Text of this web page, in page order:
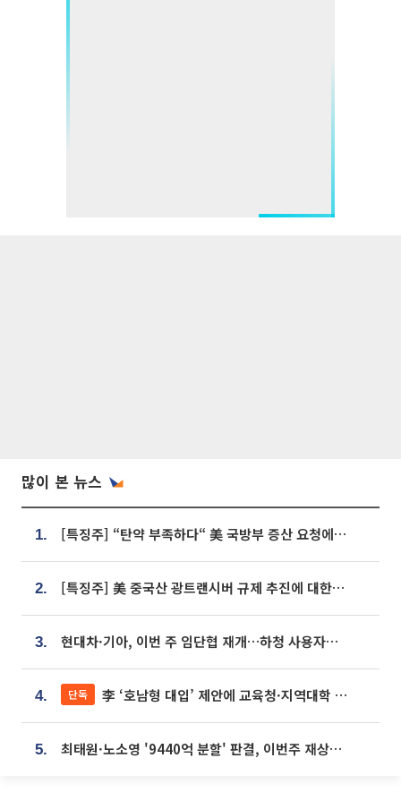
많이 본 뉴스
1. [특징주] “탄약 부족하다“ 美 국방부 증산 요청에⋯국내 방산주 급등세
2. [특징주] 美 중국산 광트랜시버 규제 추진에 대한광통신 등 광통신株 강세
3. 현대차·기아, 이번 주 임단협 재개…하청 사용자성 재심도 ‘변수’
4. 단독 李 ‘호남형 대입’ 제안에 교육청·지역대학 서·논술형 입시 연계 '착수'
5. 최태원·노소영 '9440억 분할' 판결, 이번주 재상고 여부 주목